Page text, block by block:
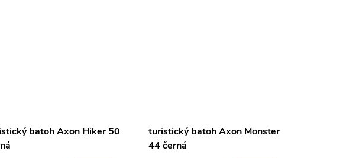
batoh Axon Hiker 50
turistický batoh Axon Monster
44 černá